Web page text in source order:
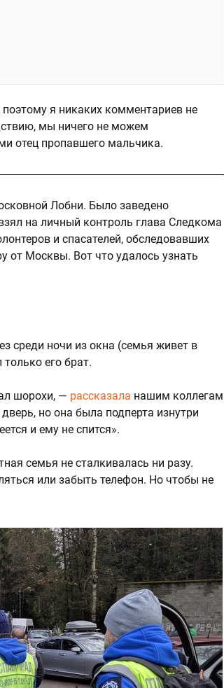
я никаких комментариев не
мы ничего не можем
отец пропавшего мальчика.
Лобни. Было заведено
на личный контроль глава Следкома
и спасателей, обследовавших
от Москвы. Вот что удалось узнать
среди ночи из окна (семья живет в
его брат.
шорохи, — рассказала нашим коллегам
но она была подперта изнутри
и ему не спится».
семья не сталкивалась ни разу.
или забыть телефон. Но чтобы не